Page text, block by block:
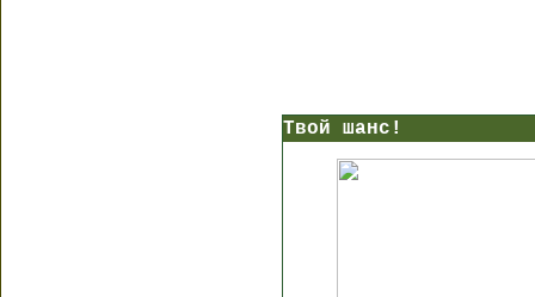
Твой шанс!